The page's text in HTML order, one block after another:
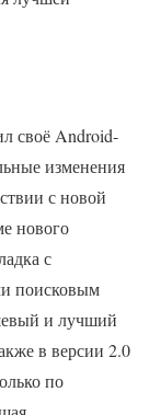
своё Android-
изменения
с новой
нового
с
поисковым
и лучший
в версии 2.0
по